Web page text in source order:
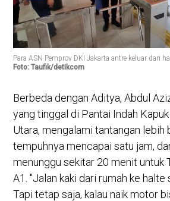
Para ASN Pemprov DKI Jakarta antre keluar dari
Foto: Taufik/detikcom
Berbeda dengan Aditya, Abdul
yang tinggal di Pantai Indah
Utara, mengalami tantangan lebih
tempuhnya mencapai satu jam,
menunggu sekitar 20 menit untuk
A1. "Jalan kaki dari rumah ke halte
Tapi tetap saja, kalau naik motor